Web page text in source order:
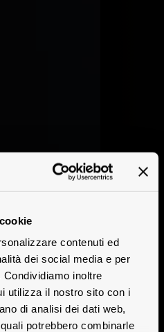
contenuti ed
dei social media e per
inoltre
utilizza il nostro sito con i
di analisi dei dati web,
potrebbero combinarle